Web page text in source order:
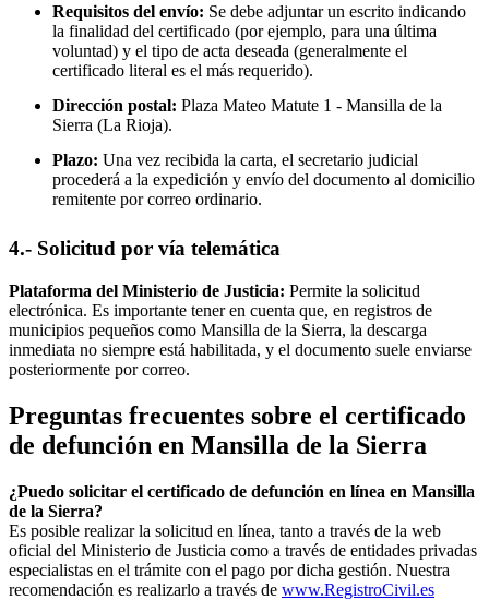
Requisitos del envío: Se debe adjuntar un escrito indicando
la finalidad del certificado (por ejemplo, para una última
voluntad) y el tipo de acta deseada (generalmente el
certificado literal es el más requerido).
Dirección postal: Plaza Mateo Matute 1 - Mansilla de la
Sierra (La Rioja).
Plazo: Una vez recibida la carta, el secretario judicial
procederá a la expedición y envío del documento al domicilio
remitente por correo ordinario.
4.- Solicitud por vía telemática
Plataforma del Ministerio de Justicia: Permite la solicitud
electrónica. Es importante tener en cuenta que, en registros de
municipios pequeños como Mansilla de la Sierra, la descarga
inmediata no siempre está habilitada, y el documento suele enviarse
posteriormente por correo.
Preguntas frecuentes sobre el certificado
de defunción en Mansilla de la Sierra
¿Puedo solicitar el certificado de defunción en línea en Mansilla
de la Sierra?
Es posible realizar la solicitud en línea, tanto a través de la web
oficial del Ministerio de Justicia como a través de entidades privadas
especialistas en el trámite con el pago por dicha gestión. Nuestra
recomendación es realizarlo a través de www.RegistroCivil.es